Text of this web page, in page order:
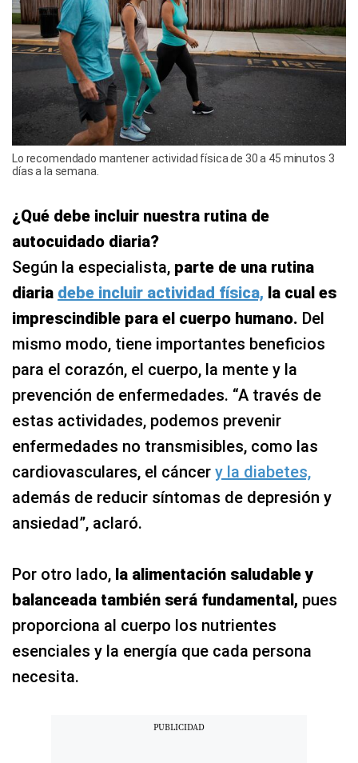
Lo recomendado mantener actividad física de 30 a 45 minutos 3
días a la semana.
¿Qué debe incluir nuestra rutina de
autocuidado diaria?
Según la especialista, parte de una rutina
diaria debe incluir actividad física, la cual es
imprescindible para el cuerpo humano. Del
mismo modo, tiene importantes beneficios
para el corazón, el cuerpo, la mente y la
prevención de enfermedades. “A través de
estas actividades, podemos prevenir
enfermedades no transmisibles, como las
cardiovasculares, el cáncer y la diabetes,
además de reducir síntomas de depresión y
ansiedad”, aclaró.
Por otro lado, la alimentación saludable y
balanceada también será fundamental, pues
proporciona al cuerpo los nutrientes
esenciales y la energía que cada persona
necesita.